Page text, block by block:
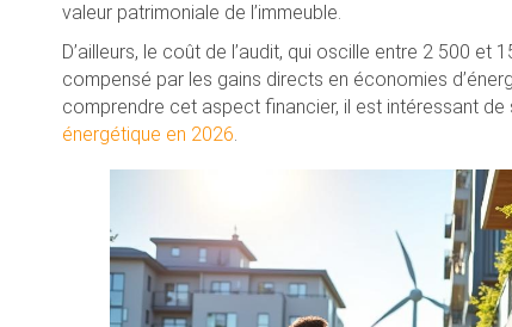
valeur patrimoniale de l’immeuble.
D’ailleurs, le coût de l’audit, qui oscille entre 2 500
compensé par les gains directs en économies
comprendre cet aspect financier, il est intéressant
énergétique en 2026.